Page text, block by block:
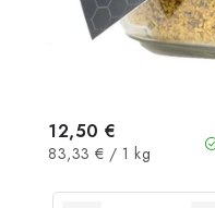
12,50 €
Jednotková
83,33 € / 1 kg